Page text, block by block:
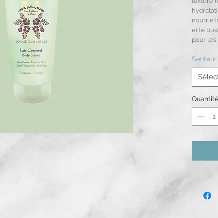
nourrie
et le
pour les
Senteur
Quantité